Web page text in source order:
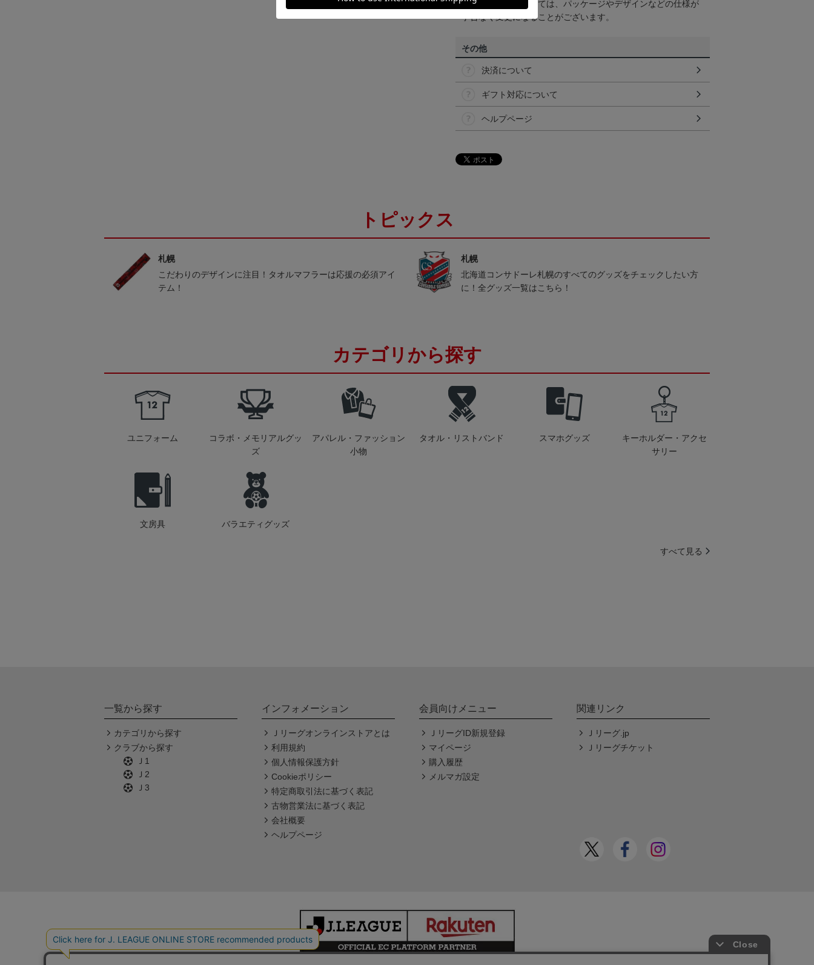
取り扱い商品によっては、パッケージやデザインなどの仕様が
予告なく変更になることがございます。
その他
決済について
ギフト対応について
ヘルプページ
トピックス
札幌
こだわりのデザインに注目！タオルマフラーは応援の必須アイ
テム！
札幌
北海道コンサドーレ札幌のすべてのグッズをチェックしたい方
に！全グッズ一覧はこちら！
カテゴリから探す
ユニフォーム
コラボ・メモリアルグッ
ズ
アパレル・ファッション
小物
タオル・リストバンド スマホグッズ
キーホルダー・アクセ
サリー
文房具 バラエティグッズ
すべて見る
一覧から探す
カテゴリから探す
クラブから探す
Ｊ1
Ｊ2
Ｊ3
インフォメーション
Ｊリーグオンラインストアとは
利用規約
個人情報保護方針
Cookieポリシー
特定商取引法に基づく表記
古物営業法に基づく表記
会社概要
ヘルプページ
会員向けメニュー
ＪリーグID新規登録
マイページ
購入履歴
メルマガ設定
関連リンク
Ｊリーグ.jp
Ｊリーグチケット